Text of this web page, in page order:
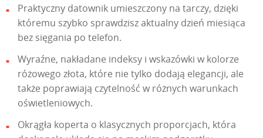
Praktyczny datownik umieszczony na tarczy, dzięki
któremu szybko sprawdzisz aktualny dzień miesiąca
bez sięgania po telefon.
Wyraźne, nakładane indeksy i wskazówki w kolorze
różowego złota, które nie tylko dodają elegancji, ale
także poprawiają czytelność w różnych warunkach
oświetleniowych.
Okrągła koperta o klasycznych proporcjach, która